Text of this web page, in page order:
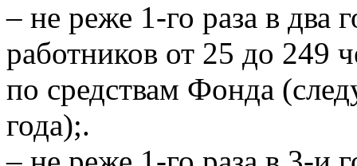
– не реже 1-го раза в два
работников от 25 до 249
по средствам Фонда
года);.